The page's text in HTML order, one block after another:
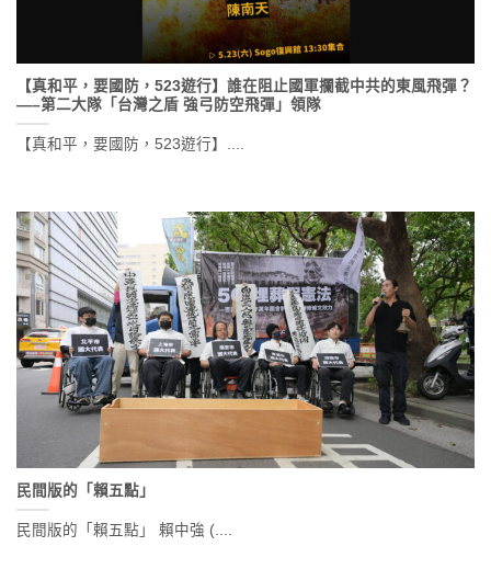
【真和平，要國防，523遊行】誰在阻止國軍攔截中共的東風飛彈？
—–第二大隊「台灣之盾 強弓防空飛彈」領隊
【真和平，要國防，523遊行】....
民間版的「賴五點」
民間版的「賴五點」 賴中強 (....